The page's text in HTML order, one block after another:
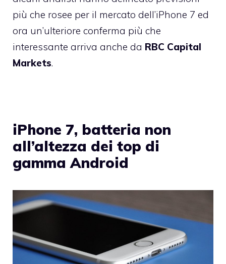
più che rosee per il mercato dell’iPhone 7 ed
ora un’ulteriore conferma più che
interessante arriva anche da RBC Capital
Markets.
iPhone 7, batteria non
all’altezza dei top di
gamma Android